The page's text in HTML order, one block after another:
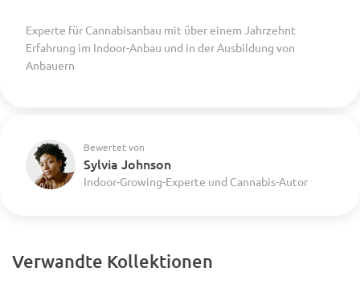
Experte für Cannabisanbau mit über einem Jahrzehnt
Erfahrung im Indoor-Anbau und in der Ausbildung von
Anbauern
Bewertet von
Sylvia Johnson
Indoor-Growing-Experte und Cannabis-Autor
Verwandte Kollektionen